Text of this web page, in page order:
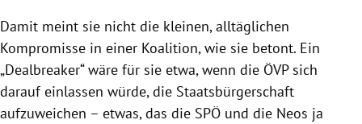
Damit meint sie nicht die kleinen, alltäglichen
Kompromisse in einer Koalition, wie sie betont. Ein
„Dealbreaker“ wäre für sie etwa, wenn die ÖVP sich
darauf einlassen würde, die Staatsbürgerschaft
aufzuweichen – etwas, das die SPÖ und die Neos ja